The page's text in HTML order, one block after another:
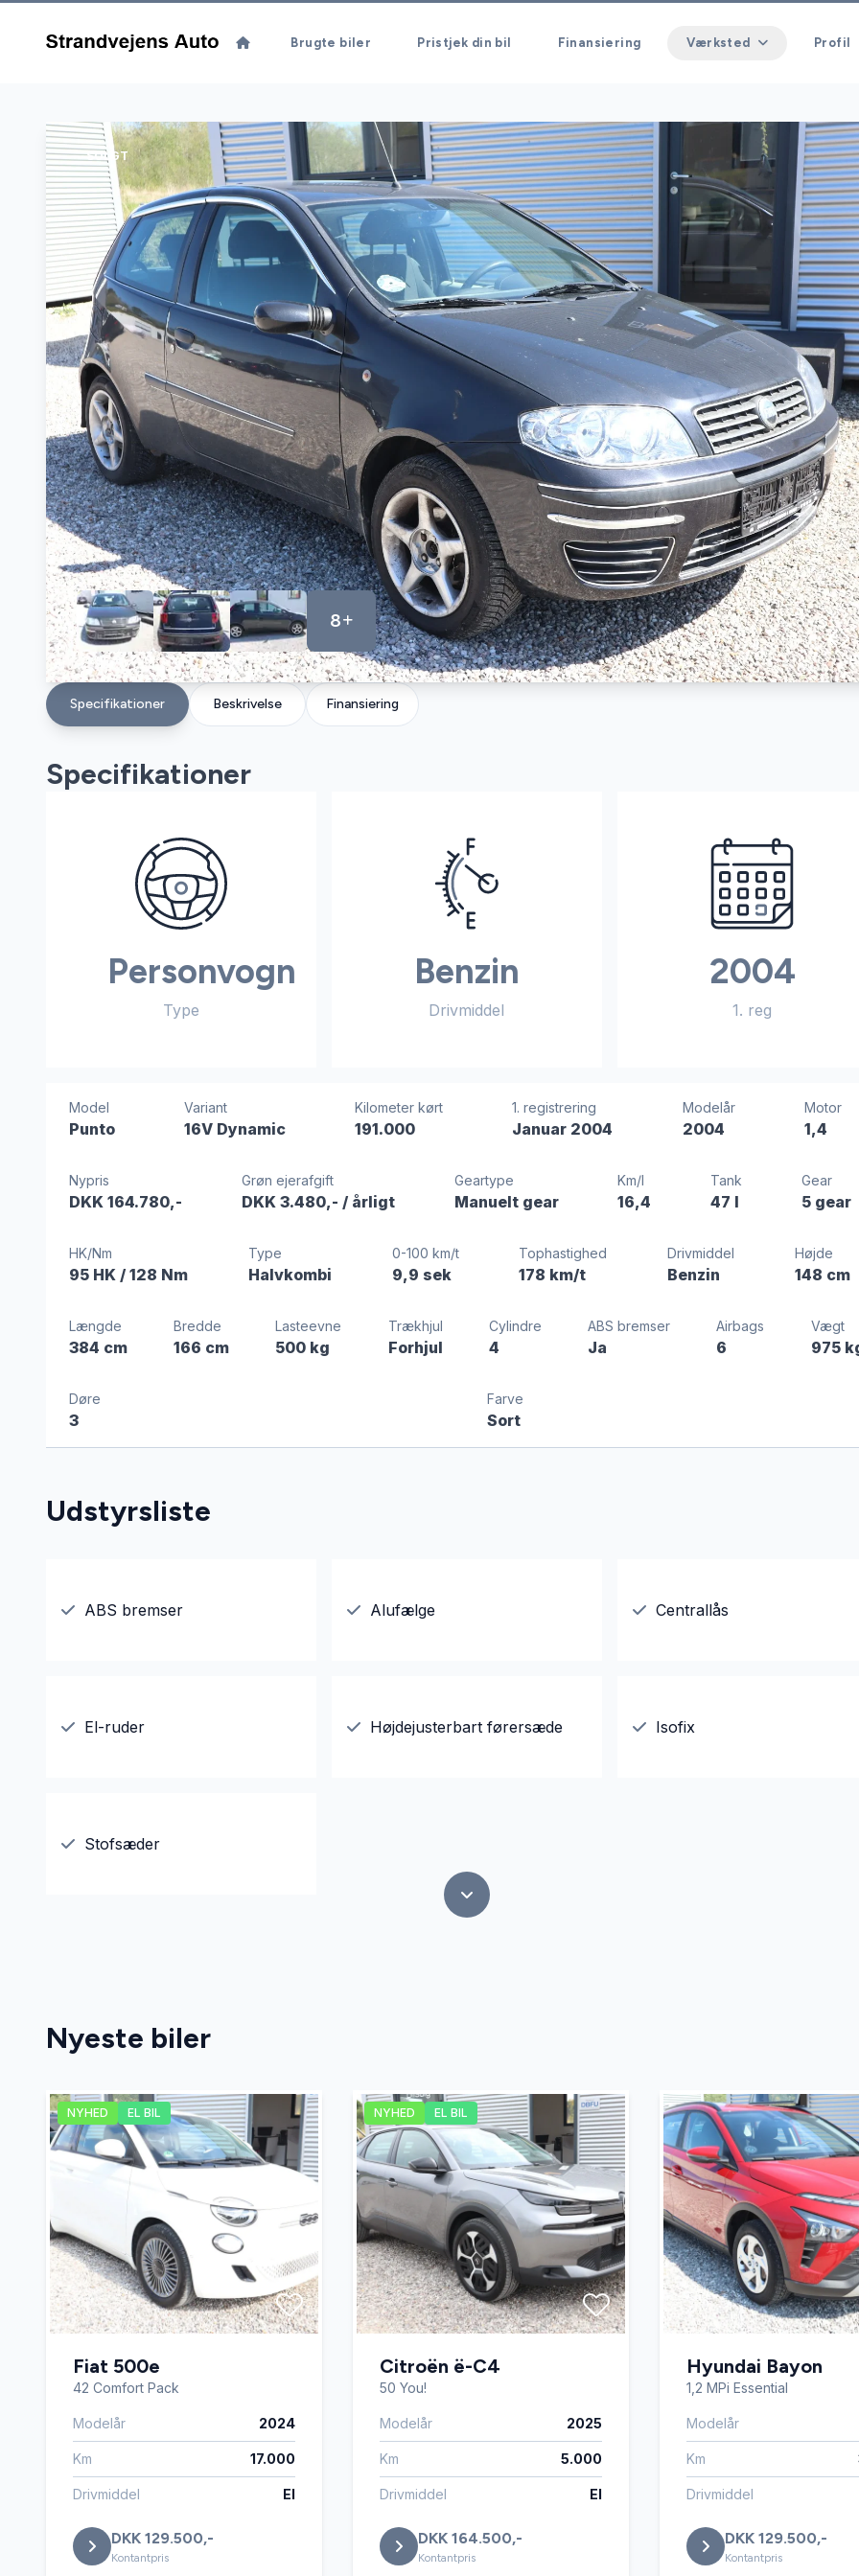
Brugte biler Pristjek din bil Finansiering Værksted Profil
SOLGT
8
Specifikationer Beskrivelse Finansiering
Specifikationer
Personvogn
Type
Benzin
Drivmiddel
2004
1. reg
Model
Punto
Variant
16V Dynamic
Kilometer kørt
191.000
1. registrering
Januar 2004
Modelår
2004
Motor
1,4
Nypris
DKK 164.780,-
Grøn ejerafgift
DKK 3.480,- / årligt
Geartype
Manuelt gear
Km/l
16,4
Tank
47 l
Gear
5 gear
HK/Nm
95 HK / 128 Nm
Type
Halvkombi
0-100 km/t
9,9 sek
Tophastighed
178 km/t
Drivmiddel
Benzin
Højde
148 cm
Længde
384 cm
Bredde
166 cm
Lasteevne
500 kg
Trækhjul
Forhjul
Cylindre
4
ABS bremser
Ja
Airbags
6
Vægt
975
Døre
3
Farve
Sort
Udstyrsliste
ABS bremser Alufælge Centrallås
El-ruder Højdejusterbart førersæde Isofix
Stofsæder
Nyeste biler
NYHED EL BIL
Fiat 500e
42 Comfort Pack
Modelår 2024
Km 17.000
Drivmiddel El
DKK 129.500,-
Kontantpris
NYHED EL BIL
Citroën ë-C4
50 You!
Modelår 2025
Km 5.000
Drivmiddel El
DKK 164.500,-
Kontantpris
Hyundai Bayon
1,2 MPi Essential
Modelår
Km
Drivmiddel
DKK 129.500,-
Kontantpris